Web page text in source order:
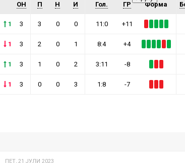
ОН П Н И Гол. ГР Форма
1 3 3 0 0 11:0 +11
1 3 2 0 1 8:4 +4
1 3 1 0 2 3:11 -8
1 3 0 0 3 1:8 -7
ПЕТ, 21 ЈУЛИ 2023